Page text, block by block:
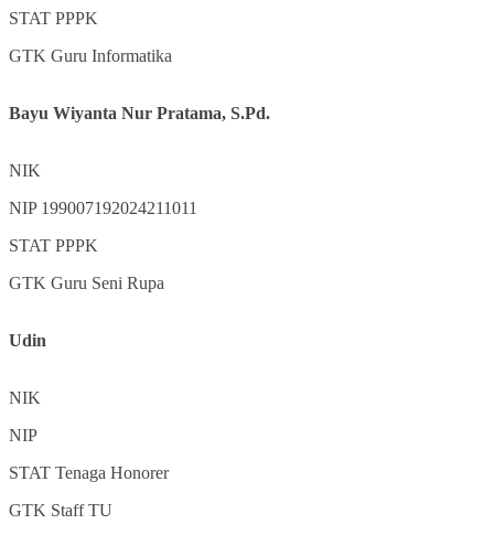
STAT PPPK
GTK Guru Informatika
Bayu Wiyanta Nur Pratama, S.Pd.
NIK
NIP 199007192024211011
STAT PPPK
GTK Guru Seni Rupa
Udin
NIK
NIP
STAT Tenaga Honorer
GTK Staff TU